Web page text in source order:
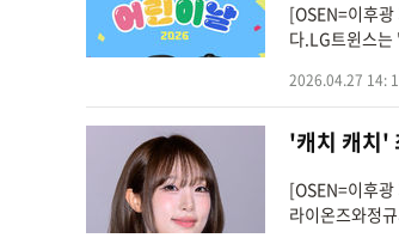
[OSEN=이후
다.LG트윈스
2026.04.27 14:
'캐치 캐치'
[OSEN=이후
라이온즈와정